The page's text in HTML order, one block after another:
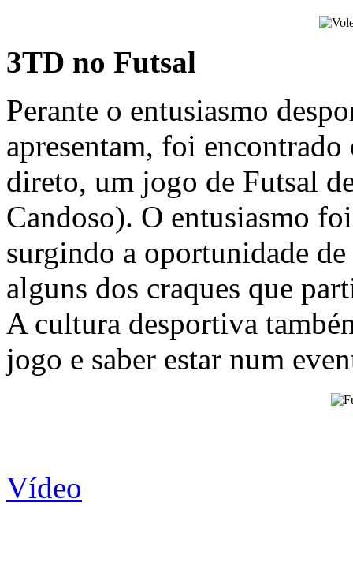
3TD no Futsal
Perante o entusiasmo
apresentam, foi
direto, um jogo de Futsal
Candoso). O entusiasmo
surgindo a oportunidade
alguns dos craques que
A cultura desportiva
jogo e saber estar num
Vídeo